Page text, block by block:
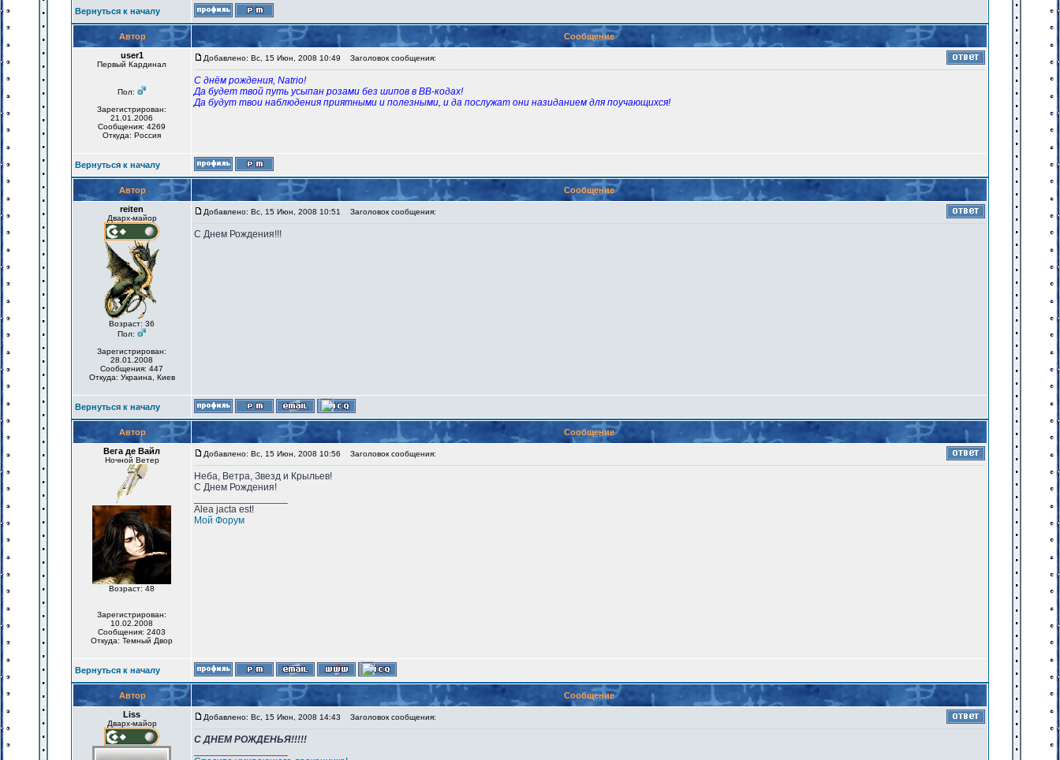
Вернуться к началу
Автор
Сообщение
user1
Первый Кардинал
Пол:
Зарегистрирован:
21.01.2006
Сообщения: 4269
Откуда: Россия
Добавлено: Вс, 15 Июн, 2008 10:49 Заголовок сообщения:
С днём рождения, Natrio!
Да будет твой путь усыпан розами без шипов в ВВ-кодах!
Да будут твои наблюдения приятными и полезными, и да послужат они назиданием для поучающихся!
Вернуться к началу
Автор
Сообщение
reiten
Дварх-майор
Возраст: 36
Пол:
Зарегистрирован:
28.01.2008
Сообщения: 447
Откуда: Украина, Киев
Добавлено: Вс, 15 Июн, 2008 10:51 Заголовок сообщения:
С Днем Рождения!!!
Вернуться к началу
Автор
Сообщение
Вега де Вайл
Ночной Ветер
Возраст: 48
Зарегистрирован:
10.02.2008
Сообщения: 2403
Откуда: Темный Двор
Добавлено: Вс, 15 Июн, 2008 10:56 Заголовок сообщения:
Неба, Ветра, Звезд и Крыльев!
С Днем Рождения!
Alea jacta est!
Мой Форум
Вернуться к началу
Автор
Сообщение
Liss
Дварх-майор
Добавлено: Вс, 15 Июн, 2008 14:43 Заголовок сообщения:
С ДНЕМ РОЖДЕНЬЯ!!!!!